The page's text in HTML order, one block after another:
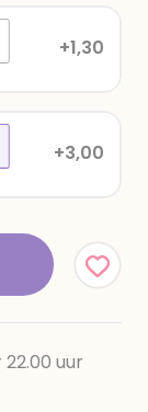
+3,00
+1,30
uur